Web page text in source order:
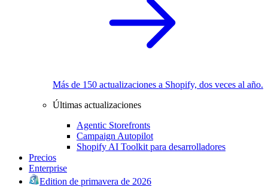
Más de 150 actualizaciones a Shopify, dos veces al año.
Últimas actualizaciones
Agentic Storefronts
Campaign Autopilot
Shopify AI Toolkit para desarrolladores
Precios
Enterprise
Edition de primavera de 2026